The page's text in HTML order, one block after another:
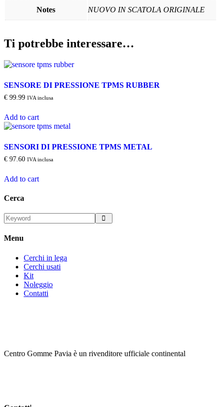
Notes NUOVO IN SCATOLA ORIGINALE
Ti potrebbe interessare…
SENSORE DI PRESSIONE TPMS RUBBER
€ 99.99 IVA inclusa
Add to cart
SENSORI DI PRESSIONE TPMS METAL
€ 97.60 IVA inclusa
Add to cart
Cerca
Menu
Cerchi in lega
Cerchi usati
Kit
Noleggio
Contatti
Centro Gomme Pavia è un rivenditore ufficiale continental